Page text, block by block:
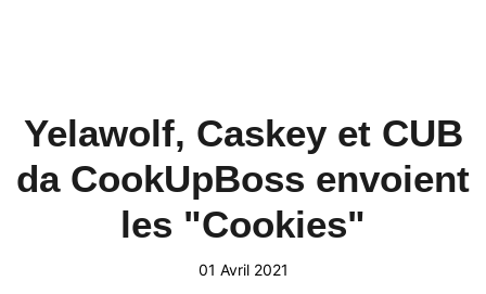
Yelawolf, Caskey et CUB
da CookUpBoss envoient
les "Cookies"
01 Avril 2021